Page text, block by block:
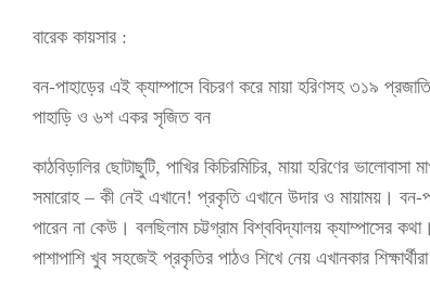
বারেক কায়সার :
বন-পাহাড়ের এই ক্যাম্পাসে বিচরণ করে মায়া হরিণসহ ৩১৯
পাহাড়ি ও ৬শ একর সৃজিত বন
কাঠবিড়ালির ছোটাছুটি, পাখির কিচিরমিচির, মায়া হরিণের ভালোবাসা
সমারোহ – কী নেই এখানে! প্রকৃতি এখানে উদার ও মায়াময়। বন-
পারেন না কেউ। বলছিলাম চট্টগ্রাম বিশ্ববিদ্যালয় ক্যাম্পাসের
পাশাপাশি খুব সহজেই প্রকৃতির পাঠও শিখে নেয় এখানকার